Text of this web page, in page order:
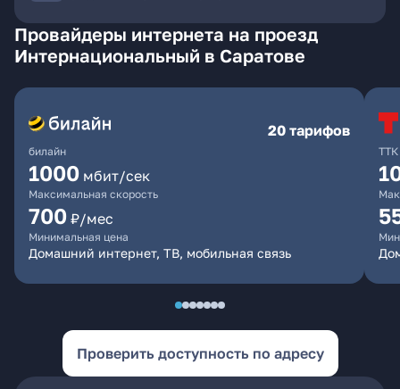
Провайдеры интернета на проезд
Интернациональный в Саратове
билайн
20 тарифов
1000 мбит/сек
Максимальная скорость
700 ₽/мес
Минимальная цена
Домашний интернет, ТВ, мобильная связь
ТТК
Проверить доступность по адресу